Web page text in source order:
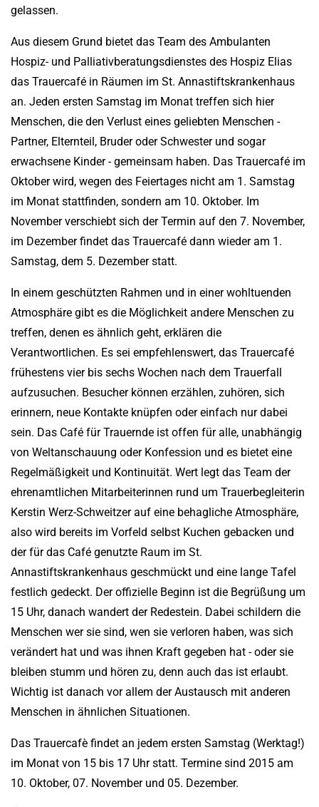
gelassen.
Aus diesem Grund bietet das Team des Ambulanten
Hospiz- und Palliativberatungsdienstes des Hospiz Elias
das Trauercafé in Räumen im St. Annastiftskrankenhaus
an. Jeden ersten Samstag im Monat treffen sich hier
Menschen, die den Verlust eines geliebten Menschen -
Partner, Elternteil, Bruder oder Schwester und sogar
erwachsene Kinder - gemeinsam haben. Das Trauercafé im
Oktober wird, wegen des Feiertages nicht am 1. Samstag
im Monat stattfinden, sondern am 10. Oktober. Im
November verschiebt sich der Termin auf den 7. November,
im Dezember findet das Trauercafé dann wieder am 1.
Samstag, dem 5. Dezember statt.
In einem geschützten Rahmen und in einer wohltuenden
Atmosphäre gibt es die Möglichkeit andere Menschen zu
treffen, denen es ähnlich geht, erklären die
Verantwortlichen. Es sei empfehlenswert, das Trauercafé
frühestens vier bis sechs Wochen nach dem Trauerfall
aufzusuchen. Besucher können erzählen, zuhören, sich
erinnern, neue Kontakte knüpfen oder einfach nur dabei
sein. Das Café für Trauernde ist offen für alle, unabhängig
von Weltanschauung oder Konfession und es bietet eine
Regelmäßigkeit und Kontinuität. Wert legt das Team der
ehrenamtlichen Mitarbeiterinnen rund um Trauerbegleiterin
Kerstin Werz-Schweitzer auf eine behagliche Atmosphäre,
also wird bereits im Vorfeld selbst Kuchen gebacken und
der für das Café genutzte Raum im St.
Annastiftskrankenhaus geschmückt und eine lange Tafel
festlich gedeckt. Der offizielle Beginn ist die Begrüßung um
15 Uhr, danach wandert der Redestein. Dabei schildern die
Menschen wer sie sind, wen sie verloren haben, was sich
verändert hat und was ihnen Kraft gegeben hat - oder sie
bleiben stumm und hören zu, denn auch das ist erlaubt.
Wichtig ist danach vor allem der Austausch mit anderen
Menschen in ähnlichen Situationen.
Das Trauercafè findet an jedem ersten Samstag (Werktag!)
im Monat von 15 bis 17 Uhr statt. Termine sind 2015 am
10. Oktober, 07. November und 05. Dezember.